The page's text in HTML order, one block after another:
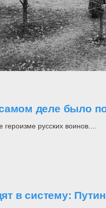
деле было
русских воинов....
в систему: